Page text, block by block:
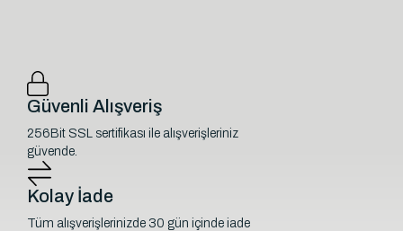
Güvenli Alışveriş
256Bit SSL sertifikası ile alışverişleriniz
güvende.
Kolay İade
Tüm alışverişlerinizde 30 gün içinde iade